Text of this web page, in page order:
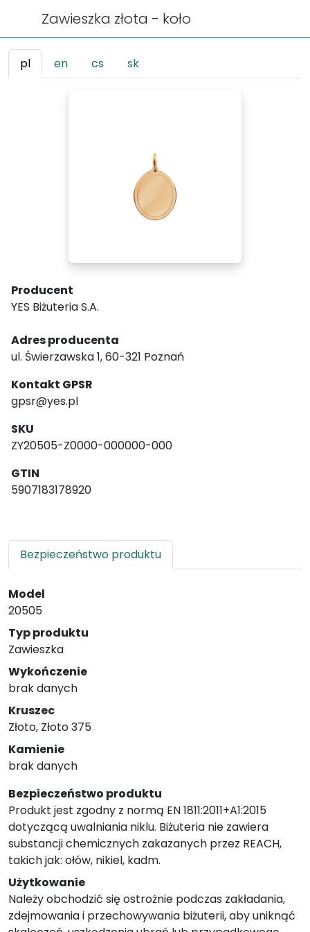
Zawieszka złota - koło
pl en cs sk
Producent
YES Biżuteria S.A.
Adres producenta
ul. Świerzawska 1, 60-321 Poznań
Kontakt GPSR
gpsr@yes.pl
SKU
ZY20505-Z0000-000000-000
GTIN
5907183178920
Bezpieczeństwo produktu
Model
20505
Typ produktu
Zawieszka
Wykończenie
brak danych
Kruszec
Złoto, Złoto 375
Kamienie
brak danych
Bezpieczeństwo produktu
Produkt jest zgodny z normą EN 1811:2011+A1:2015
dotyczącą uwalniania niklu. Biżuteria nie zawiera
substancji chemicznych zakazanych przez REACH,
takich jak: ołów, nikiel, kadm.
Użytkowanie
Należy obchodzić się ostrożnie podczas zakładania,
zdejmowania i przechowywania biżuterii, aby uniknąć